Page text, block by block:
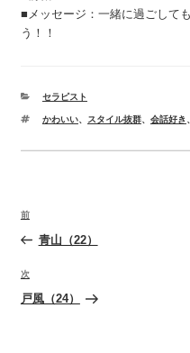
■メッセージ：一緒に過ごして
う！！
カ
ゴ
ー
セラピスト
タ
かわいい、 スタイル抜群、 会話好き
投
ナ
ビ
ゲ
前
の
稿
前
青山（22）
次
の
次
戸風（24）